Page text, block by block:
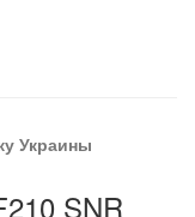
Украины
SNR